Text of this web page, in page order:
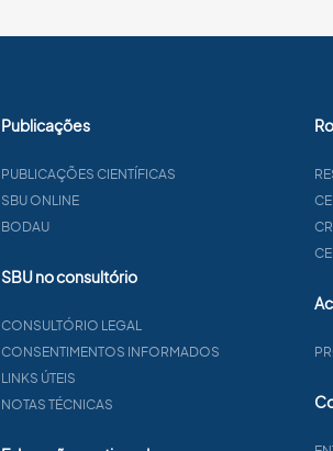
Publicações
PUBLICAÇÕES CIENTÍFICAS
SBU ONLINE
BODAU
SBU no consultório
CONSULTÓRIO LEGAL
CONSENTIMENTOS INFORMADOS
LINKS ÚTEIS
NOTAS TÉCNICAS